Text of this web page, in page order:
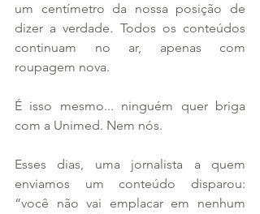
um centímetro da nossa posição de
dizer a verdade. Todos os conteúdos
continuam no ar, apenas com
roupagem nova.
É isso mesmo... ninguém quer briga
com a Unimed. Nem nós.
Esses dias, uma jornalista a quem
enviamos um conteúdo disparou:
“você não vai emplacar em nenhum